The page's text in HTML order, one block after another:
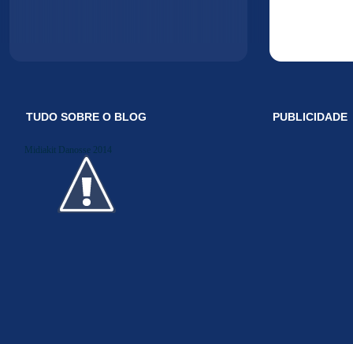
TUDO SOBRE O BLOG
Midiakit Danosse 2014
PUBLICIDADE